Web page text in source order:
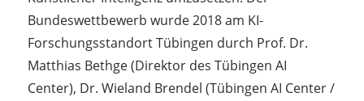
Bundeswettbewerb wurde 2018 am KI-
Forschungsstandort Tübingen durch Prof. Dr.
Matthias Bethge (Direktor des Tübingen AI
Center), Dr. Wieland Brendel (Tübingen AI Center /